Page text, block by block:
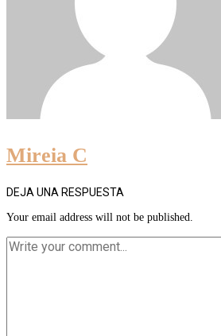
Mireia C
DEJA UNA RESPUESTA
Your email address will not be published.